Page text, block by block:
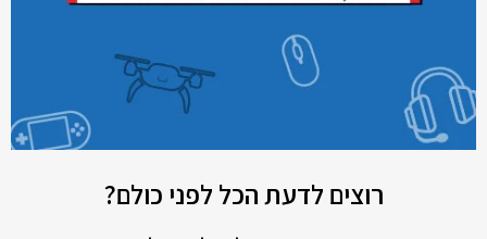
רוצים לדעת הכל לפני כולם?